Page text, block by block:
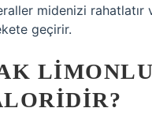
midenizi rahatlatır
geçirir.